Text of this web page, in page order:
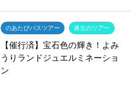
のあたびバスツアー 過去のツアー
【催行済】宝石色の輝き！よみ
うりランドジュエルミネーショ
ン